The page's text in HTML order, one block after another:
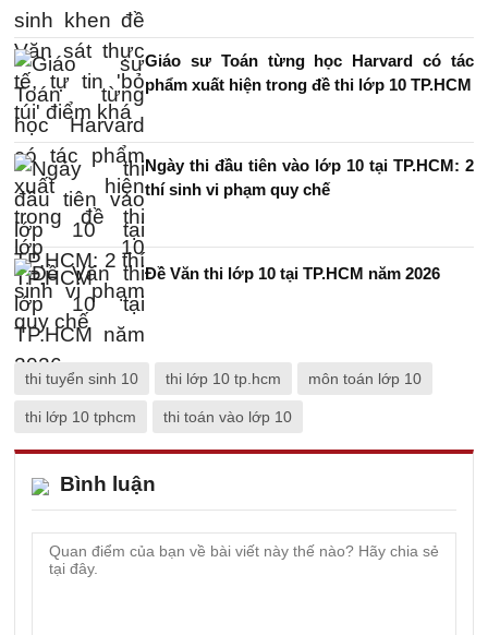
Giáo sư Toán từng học Harvard có tác
phẩm xuất hiện trong đề thi lớp 10 TP.HCM
Ngày thi đầu tiên vào lớp 10 tại TP.HCM: 2
thí sinh vi phạm quy chế
Đề Văn thi lớp 10 tại TP.HCM năm 2026
thi tuyển sinh 10 thi lớp 10 tp.hcm môn toán lớp 10
thi lớp 10 tphcm thi toán vào lớp 10
Bình luận